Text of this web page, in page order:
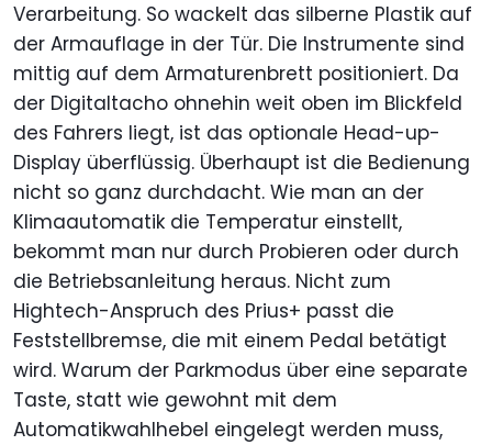
Verarbeitung. So wackelt das silberne Plastik auf
der Armauflage in der Tür. Die Instrumente sind
mittig auf dem Armaturenbrett positioniert. Da
der Digitaltacho ohnehin weit oben im Blickfeld
des Fahrers liegt, ist das optionale Head-up-
Display überflüssig. Überhaupt ist die Bedienung
nicht so ganz durchdacht. Wie man an der
Klimaautomatik die Temperatur einstellt,
bekommt man nur durch Probieren oder durch
die Betriebsanleitung heraus. Nicht zum
Hightech-Anspruch des Prius+ passt die
Feststellbremse, die mit einem Pedal betätigt
wird. Warum der Parkmodus über eine separate
Taste, statt wie gewohnt mit dem
Automatikwahlhebel eingelegt werden muss,